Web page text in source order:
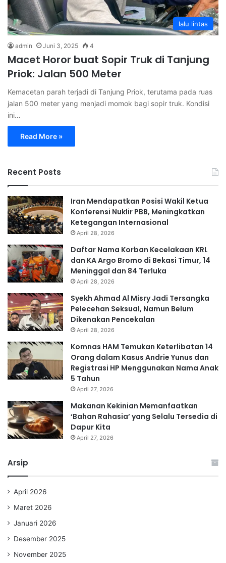
lalu lintas
admin Juni 3, 2025 4
Macet Horor buat Sopir Truk di Tanjung
Priok: Jalan 500 Meter
Kemacetan parah terjadi di Tanjung Priok, terutama pada ruas
jalan 500 meter yang menjadi momok bagi sopir truk. Kondisi
ini…
Read More »
Recent Posts
Iran Mendapatkan Posisi Wakil Ketua
Konferensi Nuklir PBB, Meningkatkan
Ketegangan Internasional
April 28, 2026
Daftar Nama Korban Kecelakaan KRL
dan KA Argo Bromo di Bekasi Timur, 14
Meninggal dan 84 Terluka
April 28, 2026
Syekh Ahmad Al Misry Jadi Tersangka
Pelecehan Seksual, Namun Belum
Dikenakan Pencekalan
April 28, 2026
Komnas HAM Temukan Keterlibatan 14
Orang dalam Kasus Andrie Yunus dan
Registrasi HP Menggunakan Nama Anak
5 Tahun
April 27, 2026
Makanan Kekinian Memanfaatkan
‘Bahan Rahasia’ yang Selalu Tersedia di
Dapur Kita
April 27, 2026
Arsip
April 2026
Maret 2026
Januari 2026
Desember 2025
November 2025